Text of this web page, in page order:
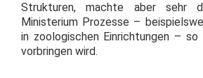
Strukturen, machte aber sehr
Ministerium Prozesse –
in zoologischen Einrichtungen –
vorbringen wird.